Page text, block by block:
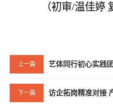
（初审/温佳婷
上一篇
下一篇